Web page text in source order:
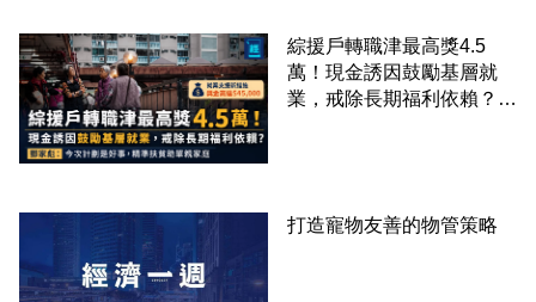
綜援戶轉職津最高獎4.5
萬！現金誘因鼓勵基層就
業，戒除長期福利依賴？鄧
打造寵物友善的物管策略